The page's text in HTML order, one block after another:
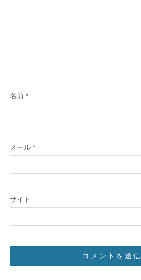
名前 *
メール *
サイト